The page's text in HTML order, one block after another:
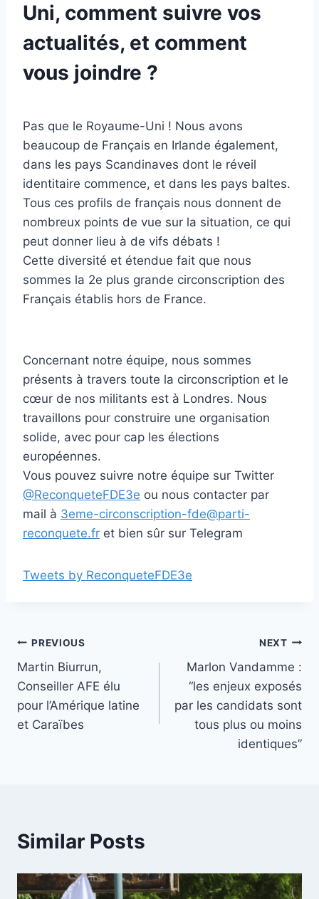
Uni, comment suivre vos
actualités, et comment
vous joindre ?
Pas que le Royaume-Uni ! Nous avons
beaucoup de Français en Irlande également,
dans les pays Scandinaves dont le réveil
identitaire commence, et dans les pays baltes.
Tous ces profils de français nous donnent de
nombreux points de vue sur la situation, ce qui
peut donner lieu à de vifs débats !
Cette diversité et étendue fait que nous
sommes la 2e plus grande circonscription des
Français établis hors de France.
Concernant notre équipe, nous sommes
présents à travers toute la circonscription et le
cœur de nos militants est à Londres. Nous
travaillons pour construire une organisation
solide, avec pour cap les élections
européennes.
Vous pouvez suivre notre équipe sur Twitter
@ReconqueteFDE3e ou nous contacter par
mail à 3eme-circonscription-fde@parti-
reconquete.fr et bien sûr sur Telegram
Tweets by ReconqueteFDE3e
Post
navigation
PREVIOUS
Martin Biurrun,
Conseiller AFE élu
pour l’Amérique latine
et Caraïbes
NEXT
Marlon Vandamme :
“les enjeux exposés
par les candidats sont
tous plus ou moins
identiques”
Similar Posts